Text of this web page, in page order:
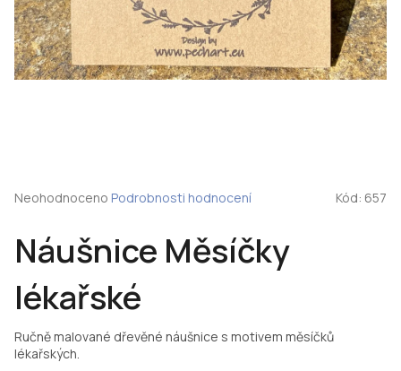
Náušnice Měsíčky
lékařské
Ručně malované dřevěné náušnice s motivem měsíčků
lékařských.
Průměrné
je
0,0
z
Neohodnoceno Podrobnosti hodnocení Kód: 657